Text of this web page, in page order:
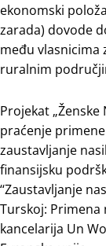
ekonomski
zarada) dovode
među
ruralnim
Projekat
praćenje primene
zaustavljanje
finansijsku
‘‘Zaustavljanje
Turskoj:
kancelarija Un